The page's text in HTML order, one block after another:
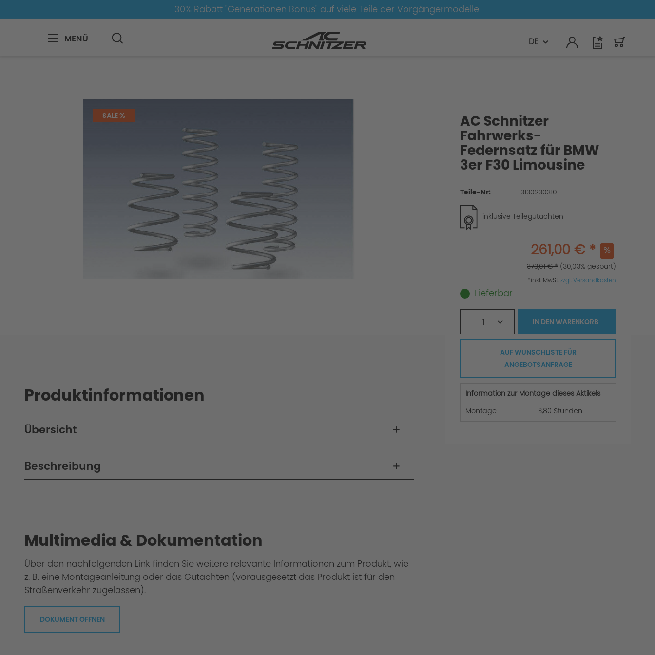
30% Rabatt "Generationen Bonus" auf viele Teile der Vorgängermodelle
MENÜ DE
Tieferlegung
SALE %
Produktinformationen
Übersicht
Beschreibung
Bei uns geht jedes Fahrwerk durch die "Grüne Hölle".
Multimedia & Dokumentation
Über den nachfolgenden Link finden Sie weitere relevante Informationen zum Produkt, wie
z. B. eine Montageanleitung oder das Gutachten (vorausgesetzt das Produkt ist für den
Straßenverkehr zugelassen).
DOKUMENT ÖFFNEN
AC Schnitzer
Fahrwerks-
Federnsatz für BMW
3er F30 Limousine
Teile-Nr: 3130230310
inklusive Teilegutachten
261,00 € *
373,01 € * (30,03% gespart)
*inkl. MwSt.zzgl. Versandkosten
Lieferbar
1 IN DENWARENKORB
AUF WUNSCHLISTE FÜR
ANGEBOTSANFRAGE
Information zur Montage dieses Aktikels
Montage
3,80 Stunden